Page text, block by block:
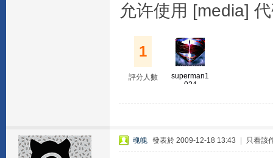
允许使用 [media]
1
評分人數
superman1
024
魂魄 發表於 2009-12-18 13:43 只看該